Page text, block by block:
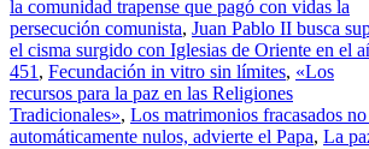
la comunidad trapense que pagó con vidas la
persecución comunista, Juan Pablo II busca
el cisma surgido con Iglesias de Oriente en el
451 , Fecundación in vitro sin límites, «Los
recursos para la paz en las Religiones
Tradicionales», Los matrimonios fracasados no
automáticamente nulos, advierte el Papa, La